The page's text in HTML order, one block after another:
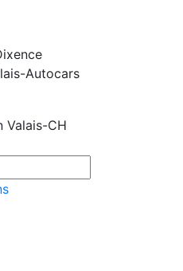
Autocars
Valais-CH